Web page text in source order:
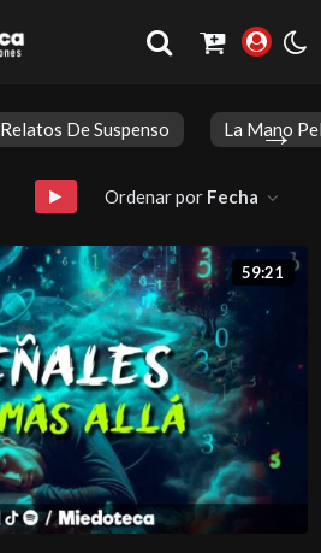
Relatos De Suspenso La Mano
Ordenar por Fecha
59:21